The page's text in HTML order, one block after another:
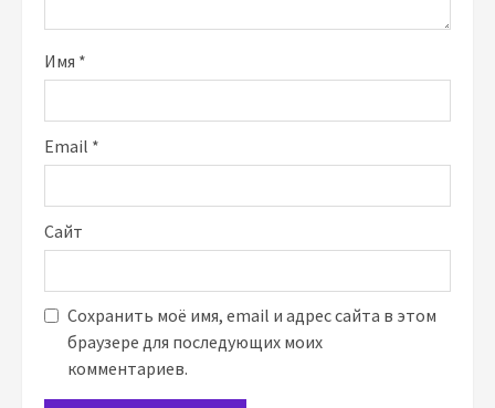
Имя *
Email *
Сайт
Сохранить моё имя, email и адрес сайта в этом
браузере для последующих моих
комментариев.